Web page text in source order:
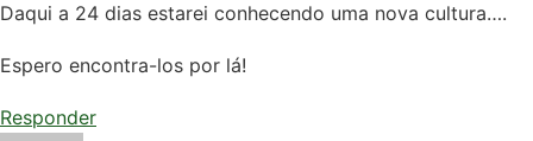
Daqui a 24 dias estarei conhecendo uma nova cultura….
Espero encontra-los por lá!
Responder